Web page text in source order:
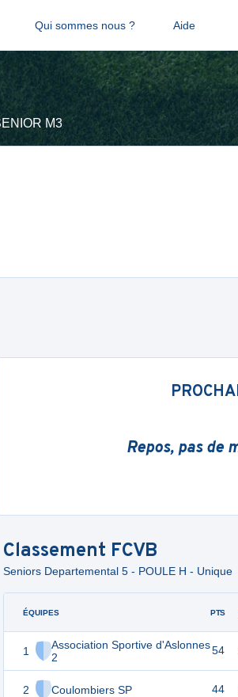
Qui sommes nous ? Aide
M3
Repos, pas de
Classement FCVB
Seniors Departemental 5 - POULE H - Unique
ÉQUIPES
1
Association Sportive d'Aslonnes
2
2 Coulombiers SP
PTS
54
44